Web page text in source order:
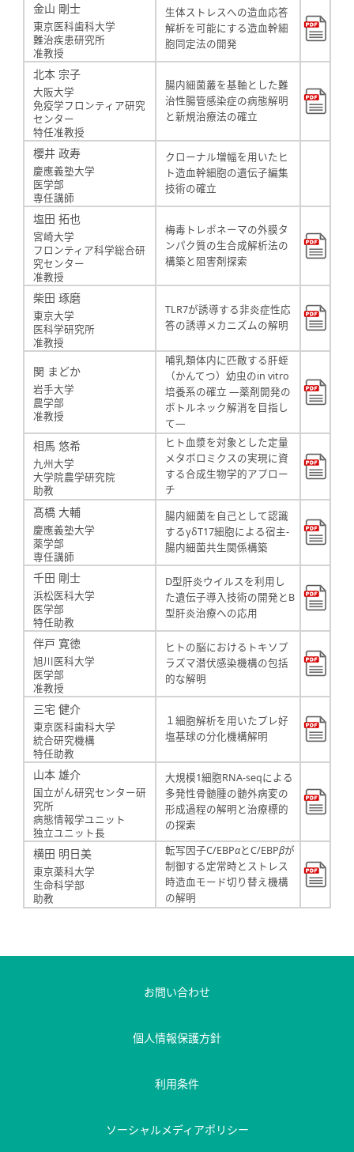
金山 剛士
東京医科歯科大学
難治疾患研究所
准教授
生体ストレスへの造血応答
解析を可能にする造血幹細
胞同定法の開発
北本 宗子
大阪大学
免疫学フロンティア研究
センター
特任准教授
腸内細菌叢を基軸とした難
治性腸管感染症の病態解明
と新規治療法の確立
櫻井 政寿
慶應義塾大学
医学部
専任講師
クローナル増幅を用いたヒ
ト造血幹細胞の遺伝子編集
技術の確立
塩田 拓也
宮崎大学
フロンティア科学総合研
究センター
准教授
梅毒トレポネーマの外膜タ
ンパク質の生合成解析法の
構築と阻害剤探索
柴田 琢磨
東京大学
医科学研究所
准教授
TLR7が誘導する非炎症性応
答の誘導メカニズムの解明
関 まどか
岩手大学
農学部
准教授
哺乳類体内に匹敵する肝蛭
（かんてつ）幼虫のin vitro
培養系の確立 ―薬剤開発の
ボトルネック解消を目指し
て―
相馬 悠希
九州大学
大学院農学研究院
助教
ヒト血漿を対象とした定量
メタボロミクスの実現に資
する合成生物学的アプロー
チ
髙橋 大輔
慶應義塾大学
薬学部
専任講師
腸内細菌を自己として認識
するγδT17細胞による宿主-
腸内細菌共生関係構築
千田 剛士
浜松医科大学
医学部
特任助教
D型肝炎ウイルスを利用し
た遺伝子導入技術の開発とB
型肝炎治療への応用
伴戸 寛徳
旭川医科大学
医学部
准教授
ヒトの脳におけるトキソプ
ラズマ潜伏感染機構の包括
的な解明
三宅 健介
東京医科歯科大学
統合研究機構
特任助教
１細胞解析を用いたプレ好
塩基球の分化機構解明
山本 雄介
国立がん研究センター研
究所
病態情報学ユニット
独立ユニット長
大規模1細胞RNA-seqによる
多発性骨髄腫の髄外病変の
形成過程の解明と治療標的
の探索
横田 明日美
東京薬科大学
生命科学部
助教
転写因子C/EBPαとC/EBPβが
制御する定常時とストレス
時造血モード切り替え機構
の解明
お問い合わせ
個人情報保護方針
利用条件
ソーシャルメディアポリシー